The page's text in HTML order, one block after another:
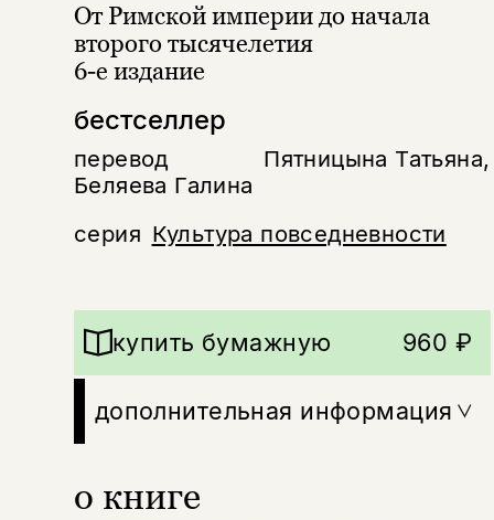
бестселлер
перевод
Пятницына Татьяна,
Беляева Галина
серия Культура повседневности
От Римской империи до начала
второго тысячелетия
6-е издание
о книге
купить бумажную 960 ₽
дополнительная информация